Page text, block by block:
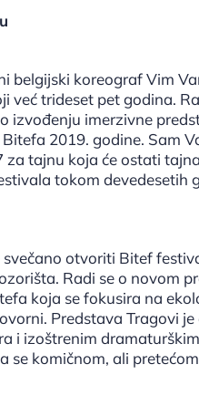
belgijski koreograf Vim
već trideset pet godina.
izvođenju imerzivne
2019. godine. Sam
tajnu koja će ostati
tokom devedesetih
otvoriti Bitef
Radi se o novom
koja se fokusira na
Predstava Tragovi
i izoštrenim
komičnom, ali